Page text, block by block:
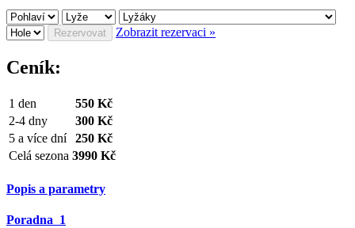
Rezervovat Zobrazit rezervaci »
Ceník:
1 den
550 Kč
2-4 dny
300 Kč
5 a více dní
250 Kč
Celá sezona 3990 Kč
Popis a parametry
Poradna 1